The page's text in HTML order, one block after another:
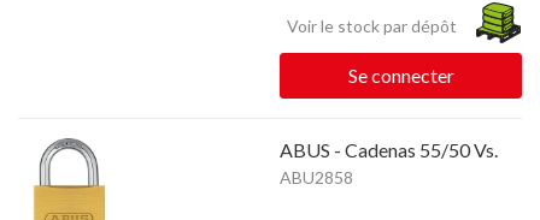
Voir le stock par dépôt
Se connecter
ABUS - Cadenas 55/50 Vs.
ABU2858